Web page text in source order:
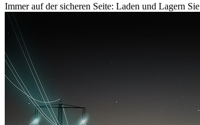
Immer auf der sicheren Seite: Laden und Lagern